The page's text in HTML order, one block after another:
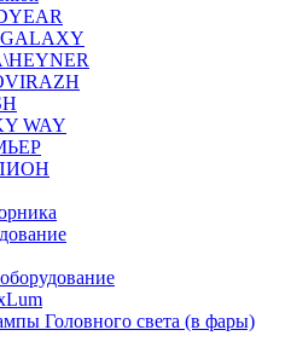
GALAXY
WAY
Головного света (в фары)